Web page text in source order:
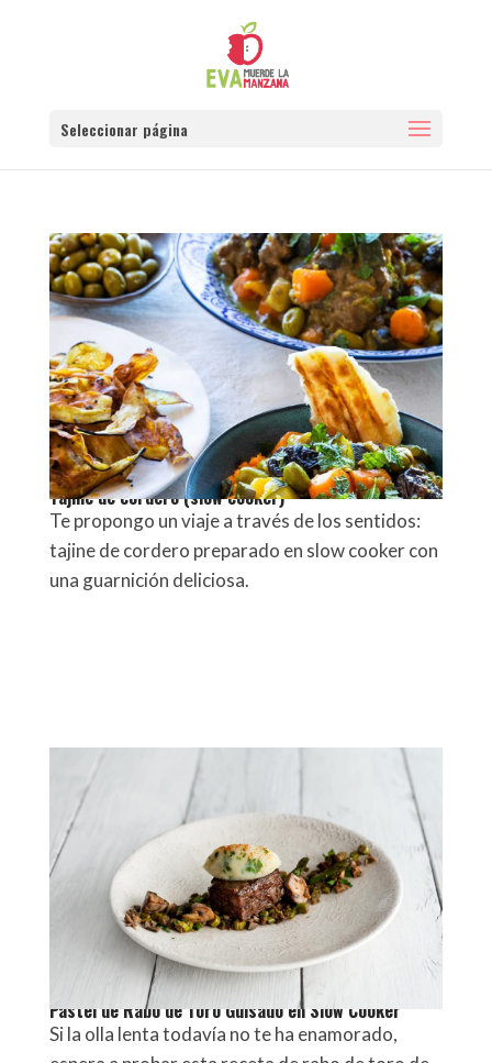
Seleccionar página
Tajine de cordero (slow cooker)
Te propongo un viaje a través de los sentidos:
tajine de cordero preparado en slow cooker con
una guarnición deliciosa.
Pastel de Rabo de Toro Guisado en Slow Cooker
Si la olla lenta todavía no te ha enamorado,